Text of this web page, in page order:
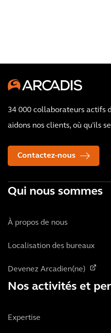
34 000 collaborateurs actifs
aidons nos clients, où qu'ils
Contactez-nous
Qui nous sommes
À propos de nous
Localisation des bureaux
Devenez Arcadien(ne)
Nos activités et
Expertise